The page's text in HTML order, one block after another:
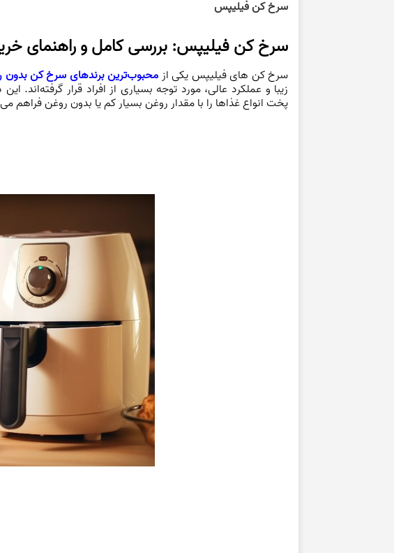
سرخ کن فیلیپس
سرخ کن فیلیپس: بررسی کامل و راهنمای
سرخ کن های فیلیپس یکی از محبوب‌ترین برندهای سرخ کن بدون
زیبا و عملکرد عالی، مورد توجه بسیاری از افراد قرار گرفته‌اند.
پخت انواع غذاها را با مقدار روغن بسیار کم یا بدون روغن فراهم